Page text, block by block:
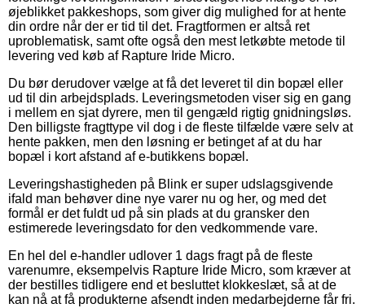
øjeblikket pakkeshops, som giver dig mulighed for at hente
din ordre når der er tid til det. Fragtformen er altså ret
uproblematisk, samt ofte også den mest letkøbte metode til
levering ved køb af Rapture Iride Micro.
Du bør derudover vælge at få det leveret til din bopæl eller
ud til din arbejdsplads. Leveringsmetoden viser sig en gang
i mellem en sjat dyrere, men til gengæld rigtig gnidningsløs.
Den billigste fragttype vil dog i de fleste tilfælde være selv at
hente pakken, men den løsning er betinget af at du har
bopæl i kort afstand af e-butikkens bopæl.
Leveringshastigheden på Blink er super udslagsgivende
ifald man behøver dine nye varer nu og her, og med det
formål er det fuldt ud på sin plads at du gransker den
estimerede leveringsdato for den vedkommende vare.
En hel del e-handler udlover 1 dags fragt på de fleste
varenumre, eksempelvis Rapture Iride Micro, som kræver at
der bestilles tidligere end et besluttet klokkeslæt, så at de
kan nå at få produkterne afsendt inden medarbejderne får fri.